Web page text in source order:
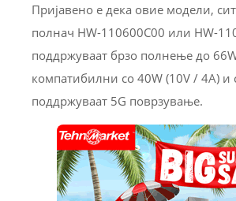
Пријавено е дека овие модели,
полнач HW-110600C00 или HW-
поддржуваат брзо полнење до
компатибилни со 40W (10V / 4A) и
поддржуваат 5G поврзување.